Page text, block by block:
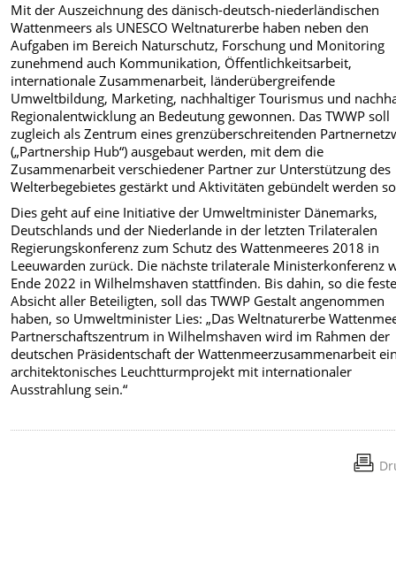
Mit der Auszeichnung des dänisch-deutsch-niederländischen
Wattenmeers als UNESCO Weltnaturerbe haben neben den
Aufgaben im Bereich Naturschutz, Forschung und Monitoring
zunehmend auch Kommunikation, Öffentlichkeitsarbeit,
internationale Zusammenarbeit, länderübergreifende
Umweltbildung, Marketing, nachhaltiger Tourismus und
Regionalentwicklung an Bedeutung gewonnen. Das TWWP soll
zugleich als Zentrum eines grenzüberschreitenden
(„Partnership Hub“) ausgebaut werden, mit dem die
Zusammenarbeit verschiedener Partner zur Unterstützung des
Welterbegebietes gestärkt und Aktivitäten gebündelt werden
Dies geht auf eine Initiative der Umweltminister Dänemarks,
Deutschlands und der Niederlande in der letzten Trilateralen
Regierungskonferenz zum Schutz des Wattenmeeres 2018 in
Leeuwarden zurück. Die nächste trilaterale Ministerkonferenz
Ende 2022 in Wilhelmshaven stattfinden. Bis dahin, so die
Absicht aller Beteiligten, soll das TWWP Gestalt angenommen
haben, so Umweltminister Lies: „Das Weltnaturerbe
Partnerschaftszentrum in Wilhelmshaven wird im Rahmen der
deutschen Präsidentschaft der Wattenmeerzusammenarbeit
architektonisches Leuchtturmprojekt mit internationaler
Ausstrahlung sein.“